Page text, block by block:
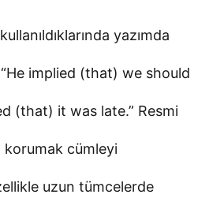
yazımda
implied (that) we should
(that) it was late.” Resmi
korumak cümleyi
uzun tümcelerde